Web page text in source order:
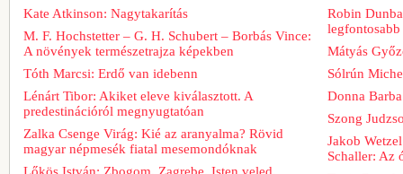
Kate Atkinson: Nagytakarítás
M. F. Hochstetter – G. H. Schubert – Borbás Vince:
A növények természetrajza képekben
Tóth Marcsi: Erdő van idebenn
Lénárt Tibor: Akiket eleve kiválasztott. A
predestinációról megnyugtatóan
Zalka Csenge Virág: Kié az aranyalma? Rövid
magyar népmesék fiatal mesemondóknak
Robin
Mátyás
Sólrún
Donna
Szong
Jakob
Schaller: Az